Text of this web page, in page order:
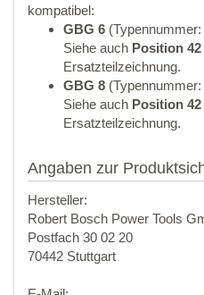
kompatibel:
GBG 6
Siehe auch Position 42
Ersatzteilzeichnung.
GBG 8
Siehe auch Position 42
Ersatzteilzeichnung.
Angaben zur
Hersteller:
Robert Bosch Power Tools
Postfach 30 02 20
70442 Stuttgart